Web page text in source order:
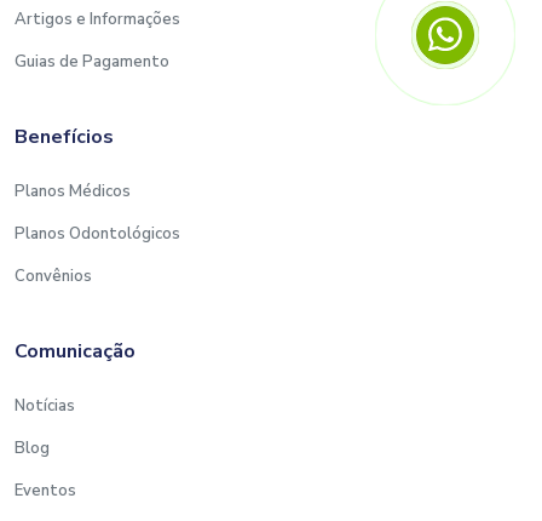
Artigos e Informações
Guias de Pagamento
Benefícios
Planos Médicos
Planos Odontológicos
Convênios
Comunicação
Notícias
Blog
Eventos